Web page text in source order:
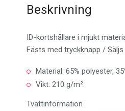
Beskrivning
ID-kortshållare i mjukt
Fästs med tryckknapp /
Material: 65% polyester,
Vikt: 210 g/m².
Tvättinformation